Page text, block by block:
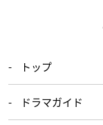
トップ
ドラマガイド